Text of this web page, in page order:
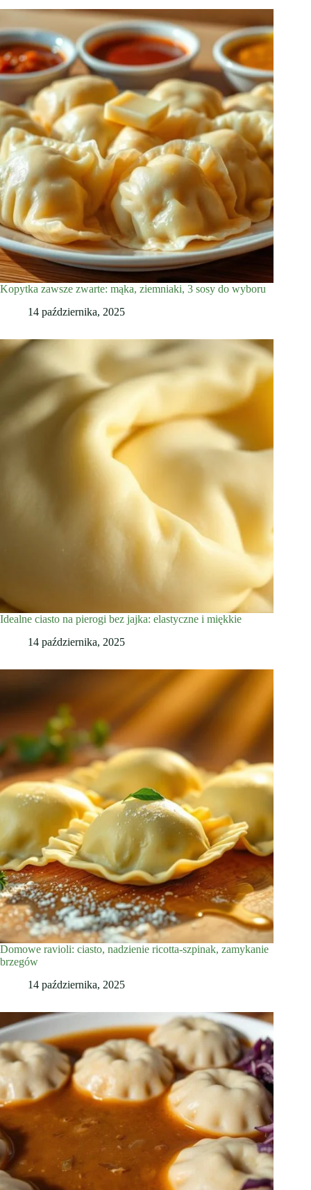
Kopytka zawsze zwarte: mąka, ziemniaki, 3 sosy do wyboru
14 października, 2025
Idealne ciasto na pierogi bez jajka: elastyczne i miękkie
14 października, 2025
Domowe ravioli: ciasto, nadzienie ricotta-szpinak, zamykanie
brzegów
14 października, 2025